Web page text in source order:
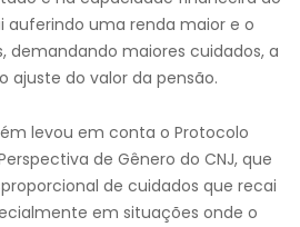
auferindo uma renda maior e o
demandando maiores cuidados, a
ajuste do valor da pensão.
levou em conta o Protocolo
de Gênero do CNJ, que
de cuidados que recai
em situações onde o